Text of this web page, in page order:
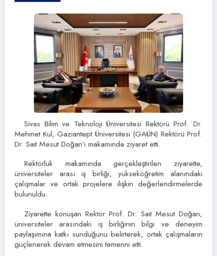
Sivas Bilim ve Teknoloji Üniversitesi Rektörü Prof. Dr.
Mehmet Kul, Gaziantept Üniversitesi (GAÜN) Rektörü Prof.
Dr. Sait Mesut Doğan’ı makamında ziyaret etti.
Rektörlük makamında gerçekleştirilen ziyarette,
üniversiteler arası iş birliği, yükseköğretim alanındaki
çalışmalar ve ortak projelere ilişkin değerlendirmelerde
bulunuldu.
Ziyarette konuşan Rektör Prof. Dr. Sait Mesut Doğan,
üniversiteler arasındaki iş birliğinin bilgi ve deneyim
paylaşımına katkı sunduğunu belirterek, ortak çalışmaların
güçlenerek devam etmesini temenni etti.